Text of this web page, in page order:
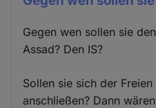
Gegen wen sollen sie
Assad? Den IS?
Sollen sie sich der
anschließen? Dann